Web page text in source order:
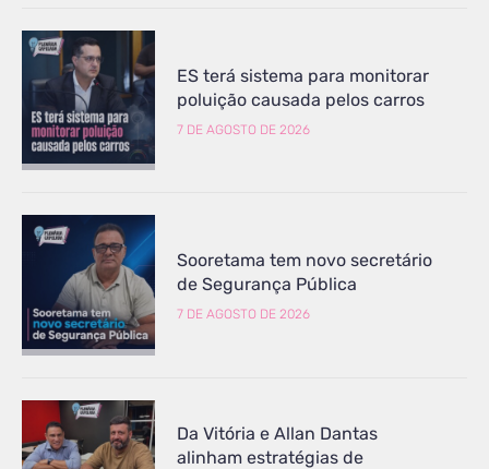
ES terá sistema para monitorar
poluição causada pelos carros
7 DE AGOSTO DE 2026
Sooretama tem novo secretário
de Segurança Pública
7 DE AGOSTO DE 2026
Da Vitória e Allan Dantas
alinham estratégias de